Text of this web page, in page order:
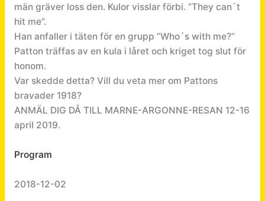
män gräver loss den. Kulor visslar förbi. ”They can´t
hit me”.
Han anfaller i täten för en grupp ”Who´s with me?”
Patton träffas av en kula i låret och kriget tog slut för
honom.
Var skedde detta? Vill du veta mer om Pattons
bravader 1918?
ANMÄL DIG DÅ TILL MARNE-ARGONNE-RESAN 12-16
april 2019.
Program
2018-12-02